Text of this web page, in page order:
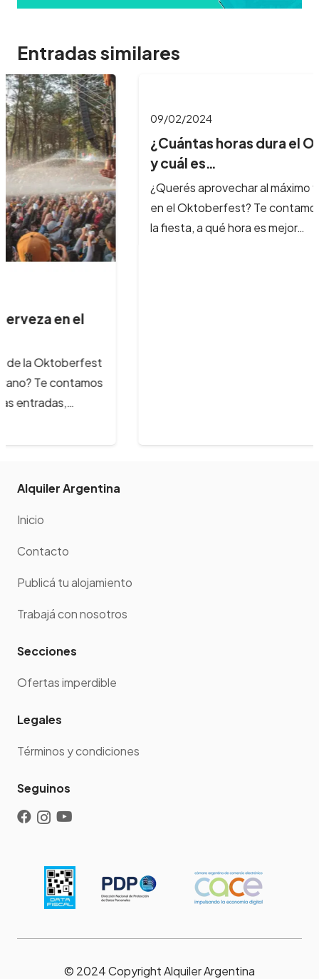
Entradas similares
09/02/2024
¿Cuántas horas dura el Oktoberfest
y cuál es…
¿Querés aprovechar al máximo tu experiencia
en el Oktoberfest? Te contamos cuánto dura
la fiesta, a qué hora es mejor…
Alquiler Argentina
Inicio
Contacto
Publicá tu alojamiento
Trabajá con nosotros
Secciones
Ofertas imperdible
Legales
Términos y condiciones
Seguinos
© 2024 Copyright Alquiler Argentina